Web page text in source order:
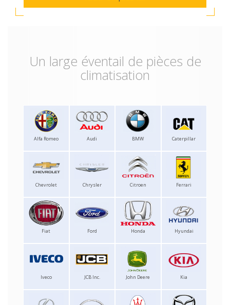
Un large éventail de pièces de
climatisation
Alfa Romeo Audi BMW Caterpillar
Chevrolet Chrysler Citroen Ferrari
Fiat Ford Honda Hyundai
Iveco JCB Inc. John Deere Kia